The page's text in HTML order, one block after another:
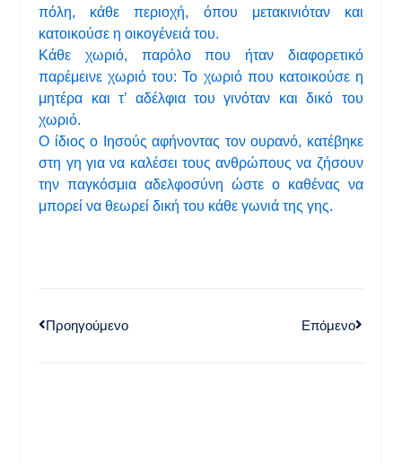
πόλη, κάθε περιοχή, όπου μετακινιόταν και
κατοικούσε η οικογένειά του.
Κάθε χωριό, παρόλο που ήταν διαφορετικό
παρέμεινε χωριό του: Το χωριό που κατοικούσε η
μητέρα και τ’ αδέλφια του γινόταν και δικό του
χωριό.
Ο ίδιος ο Ιησούς αφήνοντας τον ουρανό, κατέβηκε
στη γη για να καλέσει τους ανθρώπους να ζήσουν
την παγκόσμια αδελφοσύνη ώστε ο καθένας να
μπορεί να θεωρεί δική του κάθε γωνιά της γης.
Προηγούμενο Επόμενο